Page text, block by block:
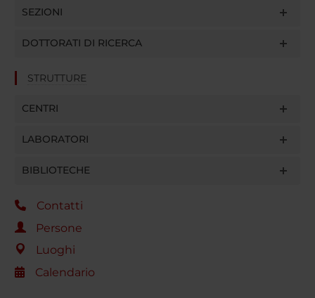
SEZIONI
DOTTORATI DI RICERCA
STRUTTURE
CENTRI
LABORATORI
BIBLIOTECHE
Contatti
Persone
Luoghi
Calendario